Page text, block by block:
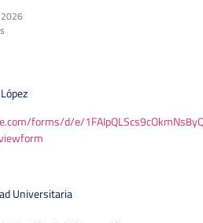
forms/d/e/
Universitaria